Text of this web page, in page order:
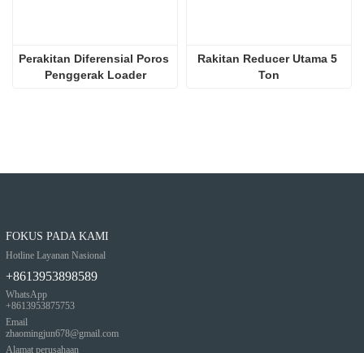
Perakitan Diferensial Poros
Penggerak Loader
Rakitan Reducer Utama 5
Ton
FOKUS PADA KAMI
Hotline Layanan Nasional
+8613953898589
WhatsApp
+8613953875753
Email
zhaomingjun678@gmail.com
Alamat perusahaan